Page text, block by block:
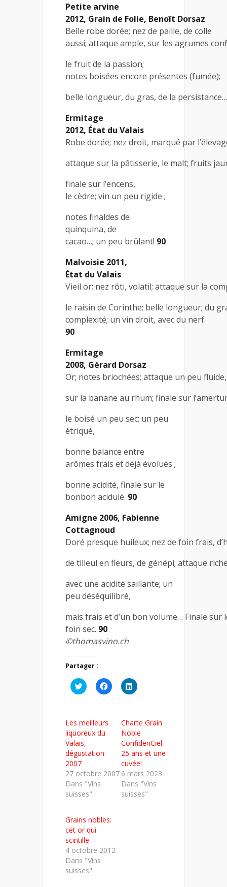
Petite arvine
2012, Grain de Folie, Benoît Dorsaz
Belle robe dorée; nez de paille, de colle
aussi; attaque ample, sur les agrumes
le fruit de la passion;
notes boisées encore présentes (fumée);
belle longueur, du gras, de la
Ermitage
2012, État du Valais
Robe dorée; nez droit, marqué par
attaque sur la pâtisserie, le malt; fruits
finale sur l’encens,
le cèdre; vin un peu rigide ;
notes finaldes de
quinquina, de
cacao…; un peu brûlant! 90
Malvoisie 2011,
État du Valais
Vieil or; nez rôti, volatil; attaque sur la
le raisin de Corinthe; belle longueur; du
complexité; un vin droit, avec du nerf.
90
Ermitage
2008, Gérard Dorsaz
Or; notes briochées; attaque un peu fluide,
sur la banane au rhum; finale sur
le boisé un peu sec; un peu
étriqué,
bonne balance entre
arômes frais et déjà évolués ;
bonne acidité, finale sur le
bonbon acidulé. 90
Amigne 2006, Fabienne
Cottagnoud
Doré presque huileux; nez de foin frais,
de tilleul en fleurs, de génépi; attaque
avec une acidité saillante; un
peu déséquilibré,
mais frais et d’un bon volume… Finale sur
foin sec. 90
©thomasvino.ch
Partager :
Cliquez
pour
dans
une
nouvelle
fenêtre)
Cliquez
pour
nouvelle
fenêtre)
Cliquez
pour
une
nouvelle
fenêtre)
Les meilleurs
liquoreux du
Valais,
dégustation
2007
27 octobre 2007
Dans "Vins
suisses"
Charte Grain
Noble
ConfidenCiel:
25 ans et une
cuvée!
6 mars 2023
Dans "Vins
suisses"
Grains nobles:
cet or qui
scintille
4 octobre 2012
Dans "Vins
suisses"